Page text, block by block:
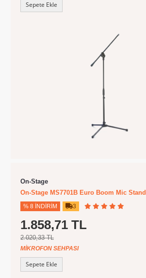
Sepete Ekle
On-Stage
On-Stage MS7701B Euro Boom Mic Stand
% 8 İNDIRIM 3
1.858,71 TL
2.020,33 TL
MIKROFON SEHPASI
Sepete Ekle